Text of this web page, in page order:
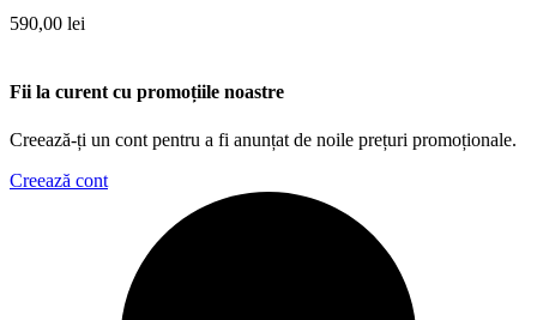
590,00 lei
Fii la curent cu promoțiile noastre
Creează-ți un cont pentru a fi anunțat de noile prețuri promoționale.
Creează cont